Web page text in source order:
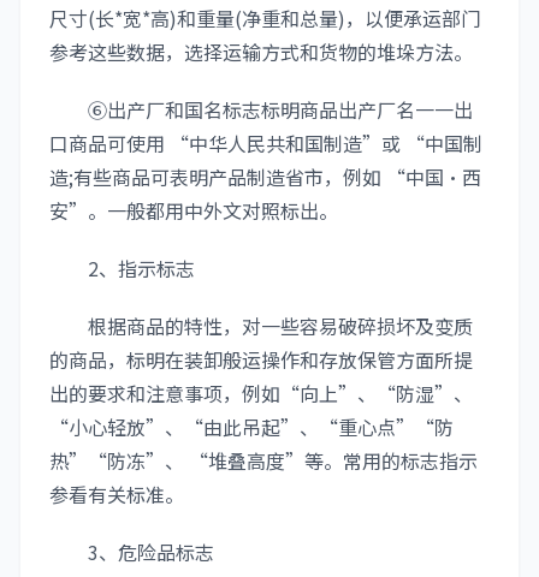
尺寸(长*宽*高)和重量(净重和总量)，以便承运部门
参考这些数据，选择运输方式和货物的堆垛方法。
⑥出产厂和国名标志标明商品出产厂名一一出
口商品可使用 “中华人民共和国制造”或 “中国制
造;有些商品可表明产品制造省市，例如 “中国·西
安”。一般都用中外文对照标出。
2、指示标志
根据商品的特性，对一些容易破碎损坏及变质
的商品，标明在装卸般运操作和存放保管方面所提
出的要求和注意事项，例如“向上”、“防湿”、
“小心轻放”、“由此吊起”、“重心点”“防
热”“防冻”、 “堆叠高度”等。常用的标志指示
参看有关标准。
3、危险品标志